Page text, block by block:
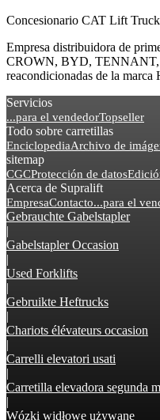
Concesionario CAT Lift
Empresa distribuidora de
CROWN, BYD, TENNANT,
reacondicionadas de la marca
Servicios
...para el vendedorTopseller
Todo sobre carretillas
EnciclopediaArchivo de
sitemap
CGCProtección de datos
Acerca de Supralift
EmpresaContacto...para el
Gebrauchte Gabelstapler
|
Gabelstapler Occasion
|
Used Forklifts
|
Gebruikte Heftrucks
|
Chariots élévateurs occasion
|
Carrelli elevatori usati
|
Carretilla elevadora segunda
|
Wózki widłowe używane